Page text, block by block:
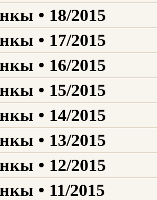
• 18/2015
• 17/2015
• 16/2015
• 15/2015
• 14/2015
• 13/2015
• 12/2015
• 11/2015